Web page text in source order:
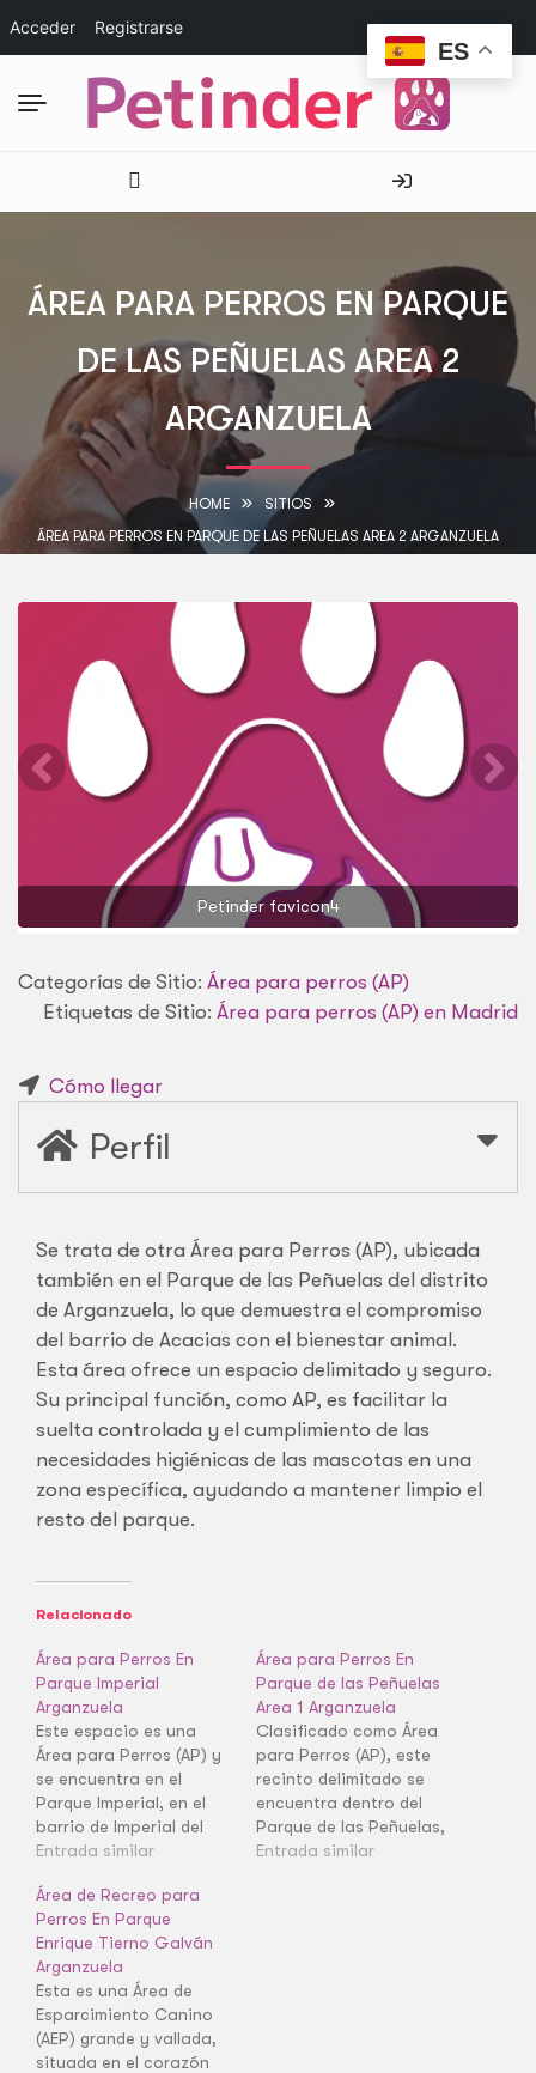
Acceder Registrarse
ÁREA PARA PERROS EN PARQUE
DE LAS PEÑUELAS AREA 2
ARGANZUELA
HOME
SITIOS
ÁREA PARA PERROS EN PARQUE DE LAS PEÑUELAS AREA 2 ARGANZUELA
Petinder favicon4
Categorías de Sitio: Área para perros (AP)
Etiquetas de Sitio: Área para perros (AP) en Madrid
Cómo llegar
Perfil
Se trata de otra Área para Perros (AP), ubicada
también en el Parque de las Peñuelas del distrito
de Arganzuela, lo que demuestra el compromiso
del barrio de Acacias con el bienestar animal.
Esta área ofrece un espacio delimitado y seguro.
Su principal función, como AP, es facilitar la
suelta controlada y el cumplimiento de las
necesidades higiénicas de las mascotas en una
zona específica, ayudando a mantener limpio el
resto del parque.
Relacionado
Área para Perros En
Parque Imperial
Arganzuela
Este espacio es una
Área para Perros (AP) y
se encuentra en el
Parque Imperial, en el
barrio de Imperial del
distrito de Arganzuela.
de tamaño moderado,
funcional para la suelta
y socialización
controlada de perros.
La clasificación AP
indica que es un área
pensada para…
Entrada similar
Área para Perros En
Parque de las Peñuelas
Area 1 Arganzuela
Clasificado como Área
para Perros (AP), este
recinto delimitado se
encuentra dentro del
Parque de las Peñuelas,
en el distrito de
Entrada similar
Área de Recreo para
Perros En Parque
Enrique Tierno Galván
Arganzuela
Esta es una Área de
Esparcimiento Canino
(AEP) grande y vallada,
situada en el corazón
ES